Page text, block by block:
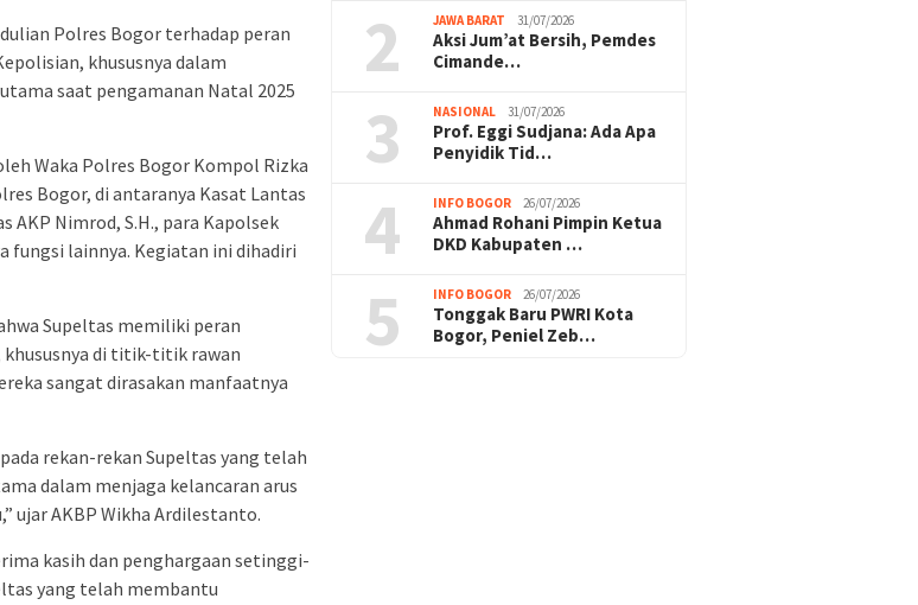
Polres Bogor terhadap peran
khususnya dalam
saat pengamanan Natal 2025
Waka Polres Bogor Kompol Rizka
Bogor, di antaranya Kasat Lantas
AKP Nimrod, S.H., para Kapolsek
fungsi lainnya. Kegiatan ini dihadiri
Supeltas memiliki peran
di titik-titik rawan
sangat dirasakan manfaatnya
rekan-rekan Supeltas yang telah
dalam menjaga kelancaran arus
ujar AKBP Wikha Ardilestanto.
kasih dan penghargaan setinggi-
yang telah membantu
2 JAWA BARAT 31/07/2026
Aksi Jum’at Bersih, Pemdes
Cimande…
3 NASIONAL 31/07/2026
Prof. Eggi Sudjana: Ada Apa
Penyidik Tid…
4 INFO BOGOR 26/07/2026
Ahmad Rohani Pimpin Ketua
DKD Kabupaten …
5 INFO BOGOR 26/07/2026
Tonggak Baru PWRI Kota
Bogor, Peniel Zeb…